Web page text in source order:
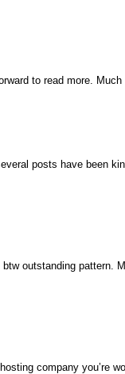
to read more. Much
posts have been
outstanding pattern.
company you’re